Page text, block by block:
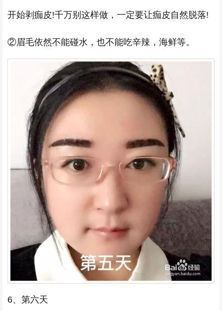
开始剥痂皮!千万别这样做，一定要让痂皮自然脱落!
②眉毛依然不能碰水，也不能吃辛辣，海鲜等。
6、第六天